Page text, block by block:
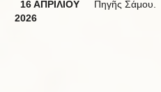
16 ΑΠΡΙΛΙΟΥ
2026
Πηγῆς Σάμου.